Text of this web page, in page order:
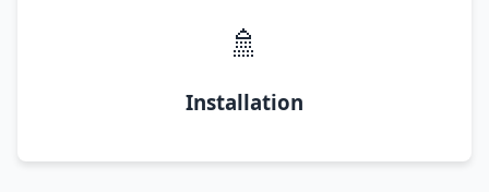
🚿
Installation